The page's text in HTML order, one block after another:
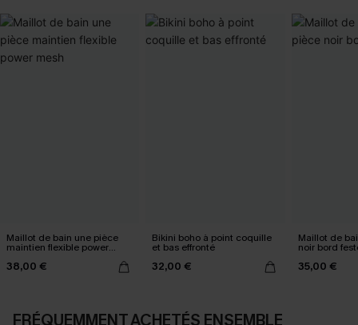
Maillot de bain une pièce
maintien flexible power
38,00 €
Bikini boho à point coquille
et bas effronté
32,00 €
Maillot de
noir bord
35,00 €
FRÉQUEMMENT ACHETÉS ENSEMBLE